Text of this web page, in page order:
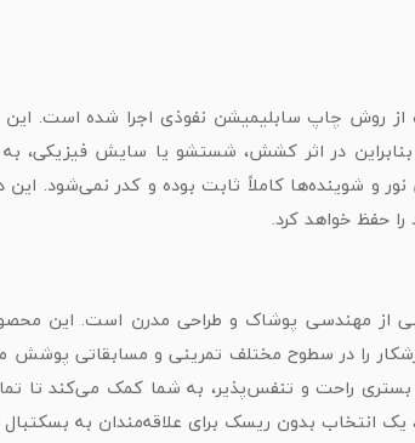
از روش چاپ سابلیمیشن نفوذی اجرا شده است.
در اثر کشش، شستشو یا سایش فیزیکی،
و شوینده‌ها کاملاً ثابت بوده و کدر نمی‌شود.
حفظ خواهد کرد.
را در سطوح مختلف تمرینی و مسابقاتی پوشش
بستری راحت و تنفس‌پذیر، به شما کمک می‌کند تا
انتخاب بدون ریسک برای علاقه‌مندان به